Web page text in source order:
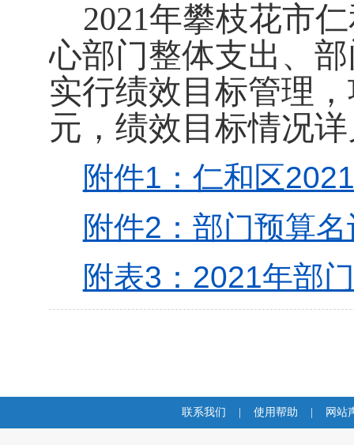
2021年攀枝花市
心部门整体支出、
实行绩效目标管理
元，绩效目标情况
附件1：仁和区
附件2：部门预算
附表3：2021年部
联系我们 使用帮助 网站